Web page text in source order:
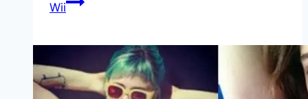
Wii